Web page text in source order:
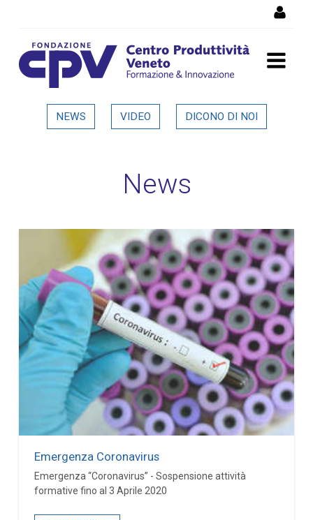
Dettaglio in evidenza
NEWS VIDEO DICONO DI NOI
News
Emergenza Coronavirus
Emergenza “Coronavirus” - Sospensione attività
formative fino al 3 Aprile 2020